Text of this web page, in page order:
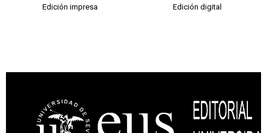
Edición impresa Edición digital